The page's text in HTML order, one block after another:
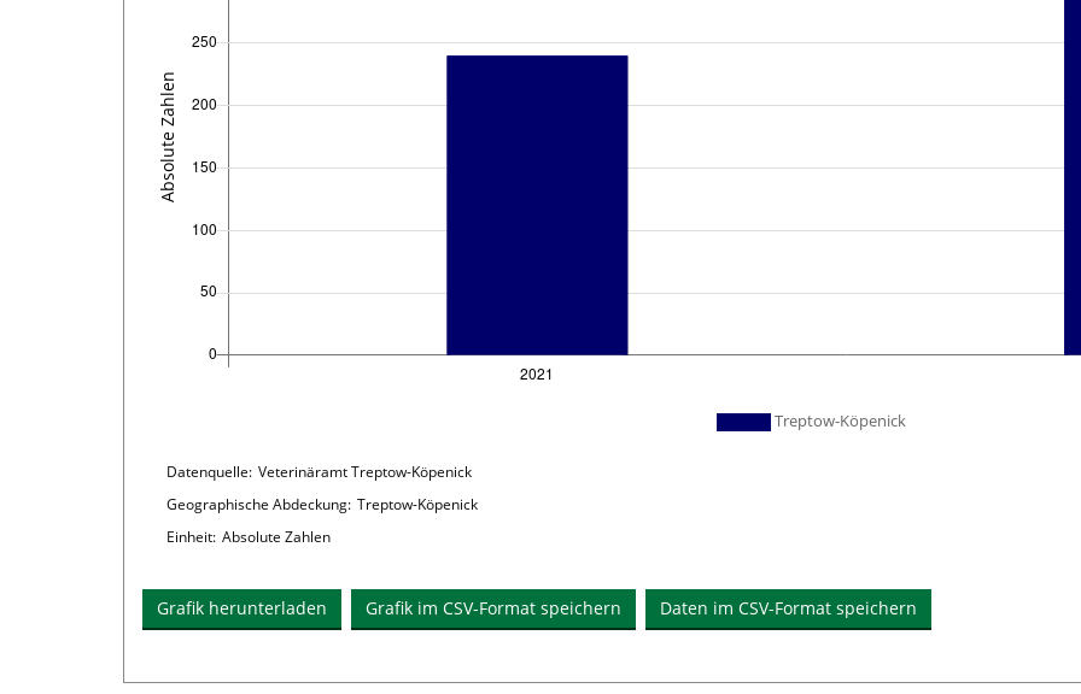
Diagramm
Linien
Treptow-Köpenick
Chart
details
Datenquelle: Veterinäramt Treptow-Köpenick
Geographische Abdeckung: Treptow-Köpenick
Einheit: Absolute Zahlen
Grafik herunterladen Grafik im CSV-Format speichern Daten im CSV-Format speichern